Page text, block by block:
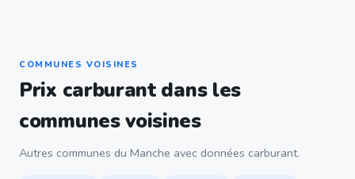
COMMUNES VOISINES
Prix carburant dans les
communes voisines
Autres communes du Manche avec données carburant.